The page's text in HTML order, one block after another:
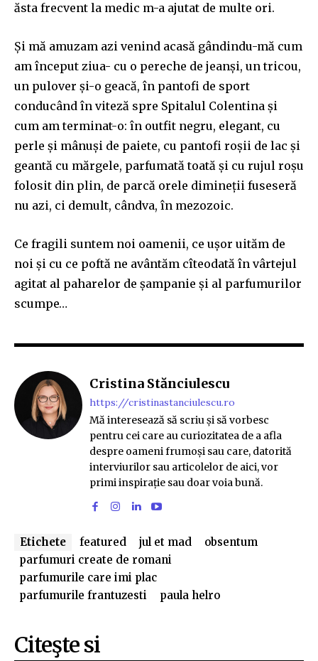
ăsta frecvent la medic m-a ajutat de multe ori.
Și mă amuzam azi venind acasă gândindu-mă cum
am început ziua- cu o pereche de jeanși, un tricou,
un pulover și-o geacă, în pantofi de sport
conducând în viteză spre Spitalul Colentina și
cum am terminat-o: în outfit negru, elegant, cu
perle și mânuși de paiete, cu pantofi roșii de lac și
geantă cu mărgele, parfumată toată și cu rujul roșu
folosit din plin, de parcă orele dimineții fuseseră
nu azi, ci demult, cândva, în mezozoic.
Ce fragili suntem noi oamenii, ce ușor uităm de
noi și cu ce poftă ne avântăm cîteodată în vârtejul
agitat al paharelor de șampanie și al parfumurilor
scumpe…
Cristina Stănciulescu
https://cristinastanciulescu.ro
Mă interesează să scriu și să vorbesc
pentru cei care au curiozitatea de a afla
despre oameni frumoși sau care, datorită
interviurilor sau articolelor de aici, vor
primi inspirație sau doar voia bună.
Etichete featured jul et mad
obsentum
parfumuri create de romani
parfumurile care imi plac
parfumurile frantuzesti
paula helro
Citeşte si